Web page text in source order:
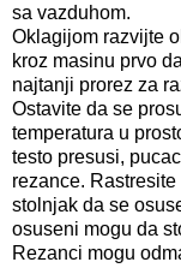
sa vazduhom.
Oklagijom razvijte
kroz masinu prvo
najtanji prorez za
Ostavite da se
temperatura u
testo presusi,
rezance.
stolnjak da se
osuseni mogu da
Rezanci mogu